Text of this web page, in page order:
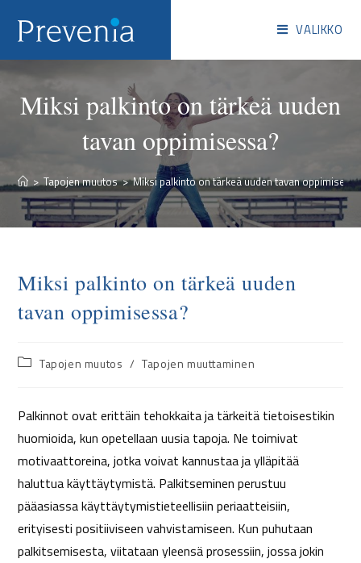
VALIKKO
Miksi palkinto on tärkeä uuden
tavan oppimisessa?
> Tapojen muutos > Miksi palkinto on tärkeä uuden tavan
Miksi palkinto on tärkeä uuden
tavan oppimisessa?
Tapojen muutos / Tapojen muuttaminen
Palkinnot ovat erittäin tehokkaita ja tärkeitä tietoisestikin
huomioida, kun opetellaan uusia tapoja. Ne toimivat
motivaattoreina, jotka voivat kannustaa ja ylläpitää
haluttua käyttäytymistä. Palkitseminen perustuu
pääasiassa käyttäytymistieteellisiin periaatteisiin,
erityisesti positiiviseen vahvistamiseen. Kun puhutaan
palkitsemisesta, viitataan yleensä prosessiin, jossa jokin